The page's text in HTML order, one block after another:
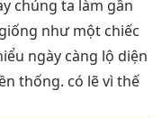
chúng ta làm gần
như một chiếc
ngày càng lộ diện
thống. có lẽ vì thế